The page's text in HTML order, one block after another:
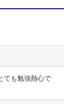
ても勉強熱心で